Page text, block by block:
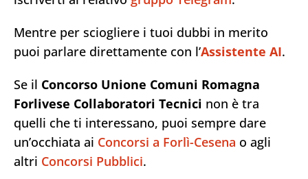
Mentre per sciogliere i tuoi dubbi in merito
puoi parlare direttamente con l’Assistente AI.
Se il Concorso Unione Comuni Romagna
Forlivese Collaboratori Tecnici non è tra
quelli che ti interessano, puoi sempre dare
un’occhiata ai Concorsi a Forlì-Cesena o agli
altri Concorsi Pubblici.